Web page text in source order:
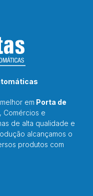
em Porta de
Comércios e
de alta qualidade e
alcançamos o
produtos com